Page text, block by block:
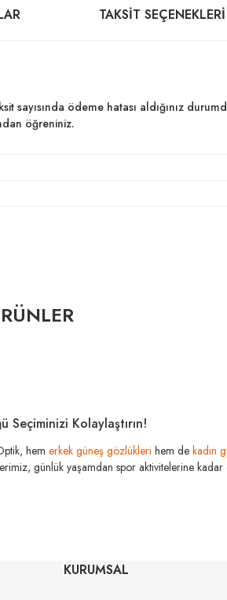
TAKSIT SEÇENEKLERI
sayısında ödeme hatası aldığınız
öğreniniz.
MU 54YS 5AK30B 80
Seçiminizi Kolaylaştırın!
hem erkek güneş gözlükleri hem de kadın
günlük yaşamdan spor aktivitelerine kadar
KURUMSAL